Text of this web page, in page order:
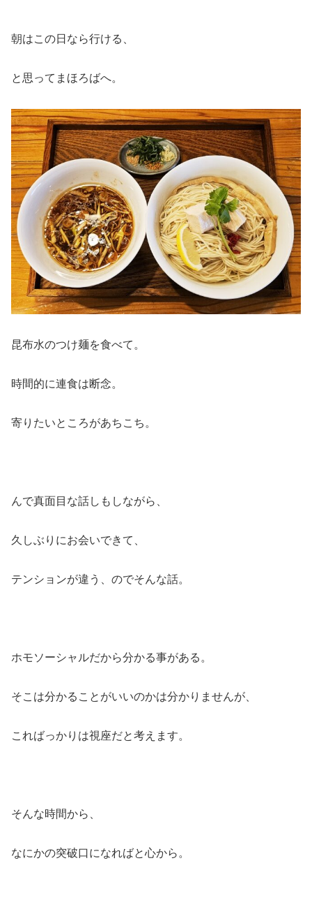
朝はこの日なら行ける、
と思ってまほろばへ。
昆布水のつけ麺を食べて。
時間的に連食は断念。
寄りたいところがあちこち。
んで真面目な話しもしながら、
久しぶりにお会いできて、
テンションが違う、のでそんな話。
ホモソーシャルだから分かる事がある。
そこは分かることがいいのかは分かりませんが、
こればっかりは視座だと考えます。
そんな時間から、
なにかの突破口になればと心から。